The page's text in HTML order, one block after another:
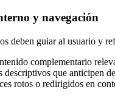
y navegación
deben guiar al usuario y
complementario
descriptivos que anticipen
rotos o redirigidos en